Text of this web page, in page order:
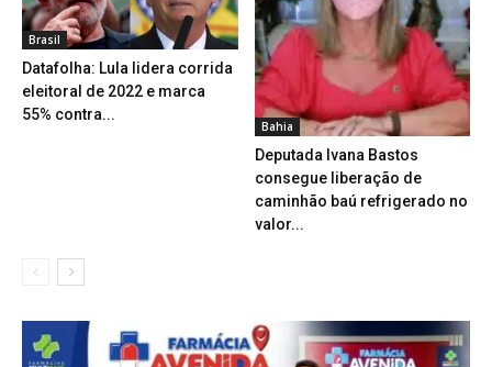
Brasil
Datafolha: Lula lidera corrida
eleitoral de 2022 e marca
55% contra...
Bahia
Deputada Ivana Bastos
consegue liberação de
caminhão baú refrigerado no
valor...